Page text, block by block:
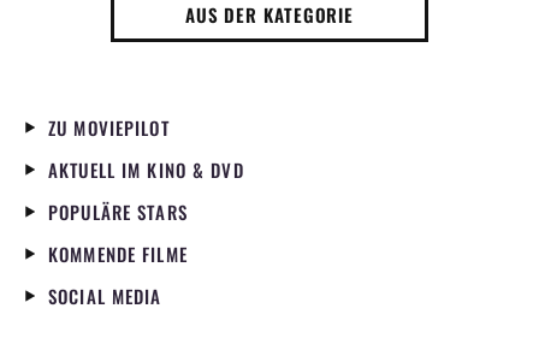
AUS DER KATEGORIE
ZU MOVIEPILOT
AKTUELL IM KINO & DVD
POPULÄRE STARS
KOMMENDE FILME
SOCIAL MEDIA